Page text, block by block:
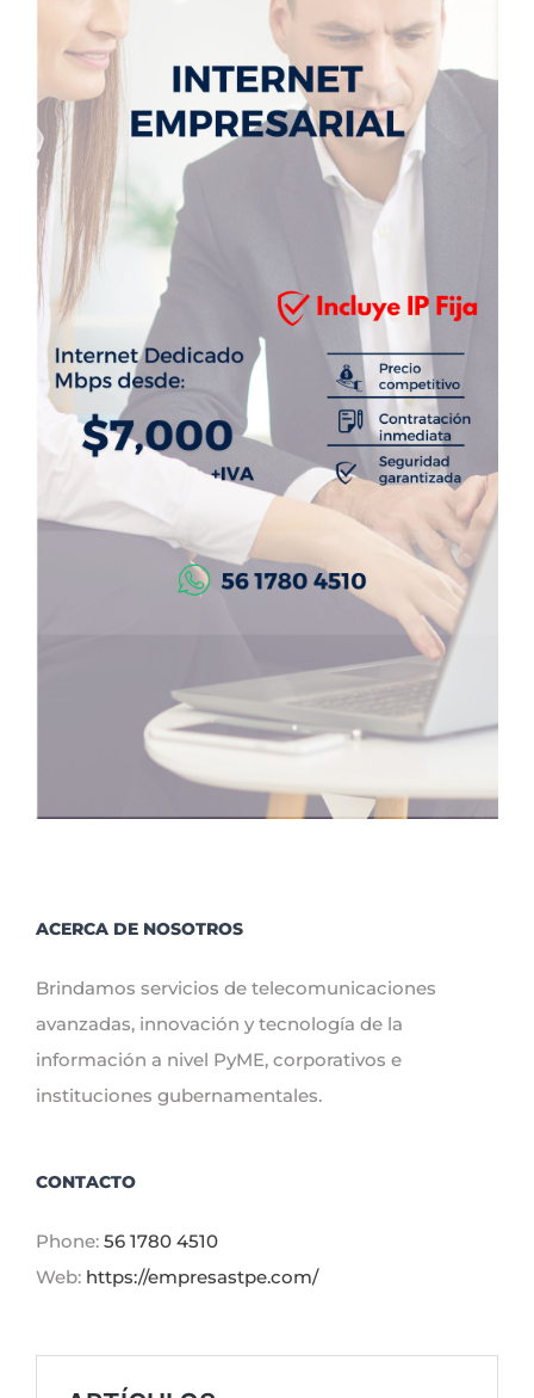
ACERCA DE NOSOTROS
Brindamos servicios de telecomunicaciones
avanzadas, innovación y tecnología de la
información a nivel PyME, corporativos e
instituciones gubernamentales.
CONTACTO
Phone: 56 1780 4510
Web: https://empresastpe.com/